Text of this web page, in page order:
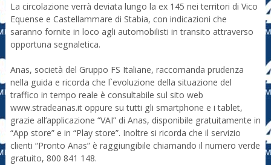
La circolazione verrà deviata lungo la ex 145 nei territori di Vico
Equense e Castellammare di Stabia, con indicazioni che
saranno fornite in loco agli automobilisti in transito attraverso
opportuna segnaletica.
Anas, società del Gruppo FS Italiane, raccomanda prudenza
nella guida e ricorda che l`evoluzione della situazione del
traffico in tempo reale è consultabile sul sito web
www.stradeanas.it oppure su tutti gli smartphone e i tablet,
grazie all’applicazione “VAI” di Anas, disponibile gratuitamente in
“App store” e in “Play store”. Inoltre si ricorda che il servizio
clienti “Pronto Anas” è raggiungibile chiamando il numero verde
gratuito, 800 841 148.